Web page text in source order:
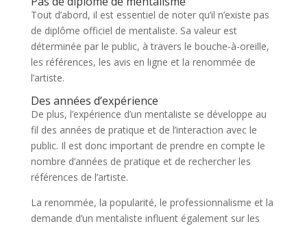
Tout d’abord, il est essentiel de noter qu’il n’existe pas
de diplôme officiel de mentaliste. Sa valeur est
déterminée par le public, à travers le bouche-à-oreille,
les références, les avis en ligne et la renommée de
l’artiste.
Des années d’expérience
De plus, l’expérience d’un mentaliste se développe au
fil des années de pratique et de l’interaction avec le
public. Il est donc important de prendre en compte le
nombre d’années de pratique et de rechercher les
références de l’artiste.
La renommée, la popularité, le professionnalisme et la
demande d’un mentaliste influent également sur les